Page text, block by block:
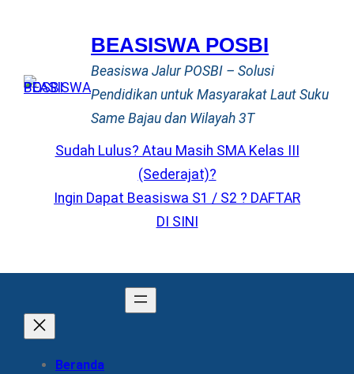
BEASISWA POSBI
Beasiswa Jalur POSBI – Solusi
Pendidikan untuk Masyarakat Laut Suku
Same Bajau dan Wilayah 3T
Sudah Lulus? Atau Masih SMA Kelas III
(Sederajat)?
Ingin Dapat Beasiswa S1 / S2 ? DAFTAR
DI SINI
Beranda